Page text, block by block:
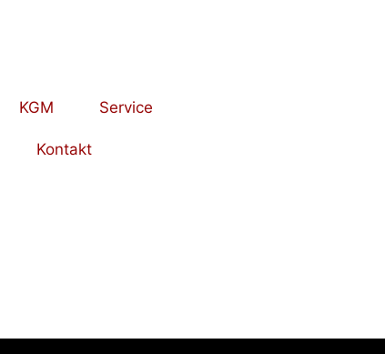
KGM Service
Kontakt